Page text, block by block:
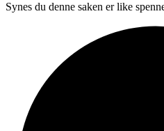
Synes du denne saken er like